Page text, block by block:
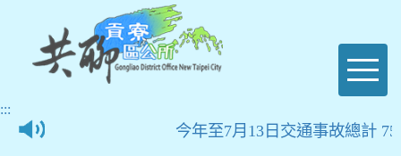
Toggle
:::
今年至7月13日交通事故總計